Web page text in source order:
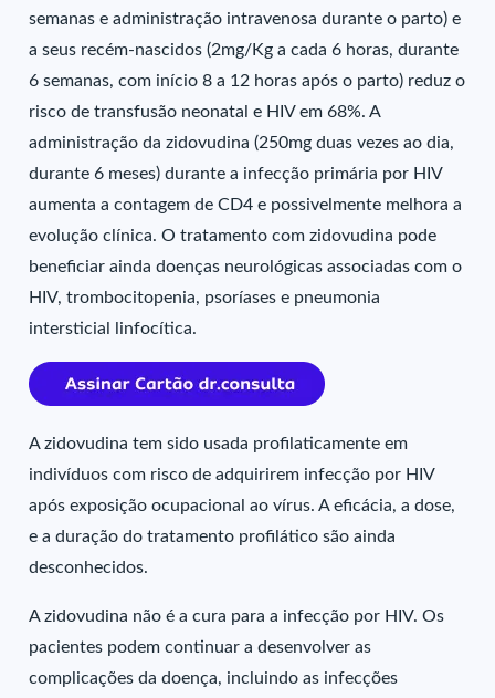
semanas e administração intravenosa durante o parto) e
a seus recém-nascidos (2mg/Kg a cada 6 horas, durante
6 semanas, com início 8 a 12 horas após o parto) reduz o
risco de transfusão neonatal e HIV em 68%. A
administração da zidovudina (250mg duas vezes ao dia,
durante 6 meses) durante a infecção primária por HIV
aumenta a contagem de CD4 e possivelmente melhora a
evolução clínica. O tratamento com zidovudina pode
beneficiar ainda doenças neurológicas associadas com o
HIV, trombocitopenia, psoríases e pneumonia
intersticial linfocítica.
A zidovudina tem sido usada profilaticamente em
indivíduos com risco de adquirirem infecção por HIV
após exposição ocupacional ao vírus. A eficácia, a dose,
e a duração do tratamento profilático são ainda
desconhecidos.
A zidovudina não é a cura para a infecção por HIV. Os
pacientes podem continuar a desenvolver as
complicações da doença, incluindo as infecções